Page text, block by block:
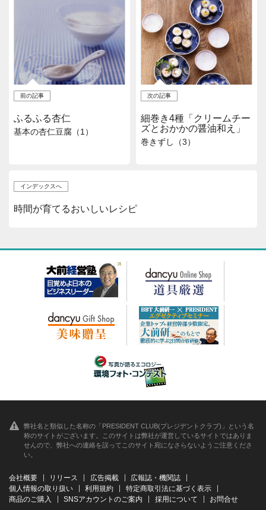
前の記事
ふるふる杏仁
基本の杏仁豆腐（1）
次の記事
細巻き4種「クリームチー
ズとおかかの醤油和え」
巻きずし（3）
インデックスへ
時間が育てるおいしいレシピ
弊社名と類似した名称の「PRESIDENT CLUB(プレジデントクラブ)」という名
称のサイトがございます。このサイトは弊社が運営しているサイトではありま
せんので、弊社への連絡を誤ってこのサイト宛になさらないようご注意くださ
い。
会社概要 リリース 広告掲載
広報誌・機関誌
個人情報の取り扱い
利用規約
特定商取引法に基づく表示
商品のご購入
SNSアカウントのご案内 採用について お問合せ